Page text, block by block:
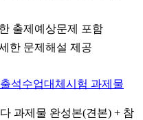
출제예상문제 포함
한 문제해설 제공
출석수업대체시험 과제물
과제물 완성본(견본) + 참